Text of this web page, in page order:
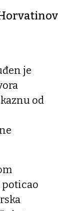
je
od
poticao